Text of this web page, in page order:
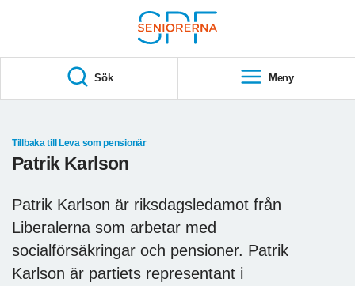
S
A
Sök Meny
Tillbaka till Leva som pensionär
Patrik Karlson
Patrik Karlson är riksdagsledamot från
Liberalerna som arbetar med
socialförsäkringar och pensioner. Patrik
Karlson är partiets representant i